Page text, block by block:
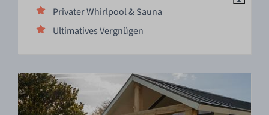
Privater Whirlpool & Sauna
Ultimatives Vergnügen